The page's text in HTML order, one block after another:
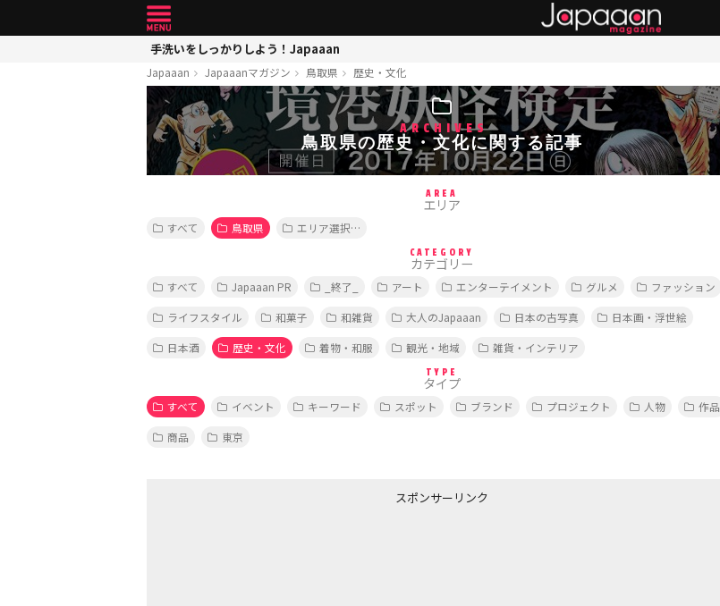
手洗いをしっかりしよう！Japaaan
Japaaan Japaaanマガジン 鳥取県 歴史・文化
ARCHIVES
鳥取県の歴史・文化に関する記事
AREA
エリア
すべて 鳥取県 エリア選択…
CATEGORY
カテゴリー
すべて Japaaan PR _終了_ アート エンターテイメント グルメ
ファッション
ライフスタイル
和菓子 和雑貨 大人のJapaaan 日本の古写真
日本画・浮世絵
日本酒
歴史・文化 着物・和服 観光・地域 雑貨・インテリア
TYPE
タイプ
すべて イベント キーワード スポット ブランド プロジェクト 人物
作品
商品
東京
スポンサーリンク